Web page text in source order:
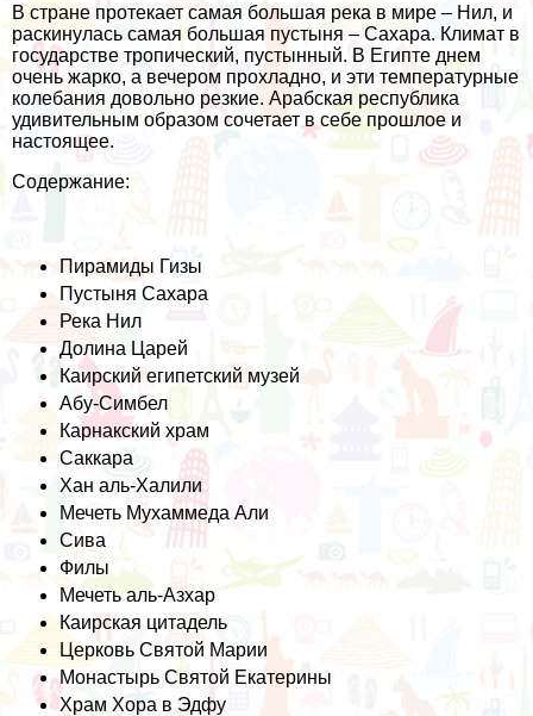
В стране протекает самая большая река в мире – Нил, и
раскинулась самая большая пустыня – Сахара. Климат в
государстве тропический, пустынный. В Египте днем
очень жарко, а вечером прохладно, и эти температурные
колебания довольно резкие. Арабская республика
удивительным образом сочетает в себе прошлое и
настоящее.
Содержание:
Пирамиды Гизы
Пустыня Сахара
Река Нил
Долина Царей
Каирский египетский музей
Абу-Симбел
Карнакский храм
Саккара
Хан аль-Халили
Мечеть Мухаммеда Али
Сива
Филы
Мечеть аль-Азхар
Каирская цитадель
Церковь Святой Марии
Монастырь Святой Екатерины
Храм Хора в Эдфу